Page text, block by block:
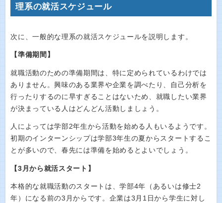
理系の就活スケジュール
次に、一般的な理系の就活スケジュールを説明します。
【準備期間】
就職活動のための準備期間は、特に定められているわけでは
ありません。興味のある業界や企業を調べたり、自己分析を
行ったりするのに早すぎることはないため、就職したい業界
が決まっている人はどんどん活動しましょう。
人によっては学部2年生から活動を始める人もいるようです。
初期のインターンシップは学部3年生の夏からスタートするこ
とが多いので、春先には準備を始めるとよいでしょう。
【3月から就活スタート】
本格的な就職活動のスタートは、学部4年（あるいは修士2
年）になる前の3月からです。企業は3月1日から学生に対し